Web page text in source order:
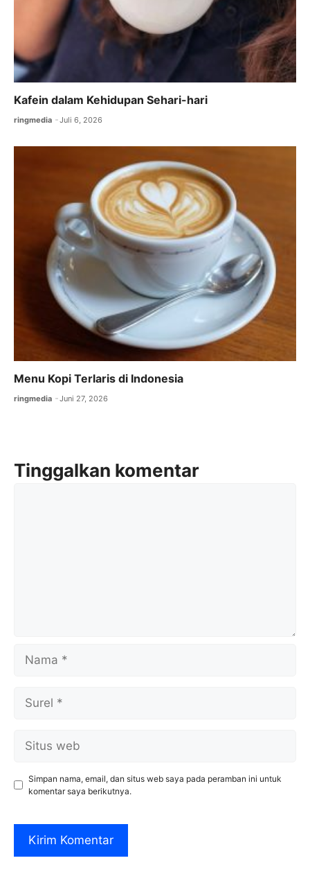
Kafein dalam Kehidupan Sehari-hari
ringmedia Juli 6, 2026
Menu Kopi Terlaris di Indonesia
ringmedia Juni 27, 2026
Tinggalkan komentar
web
Simpan nama, email, dan situs web saya pada peramban ini untuk
komentar saya berikutnya.